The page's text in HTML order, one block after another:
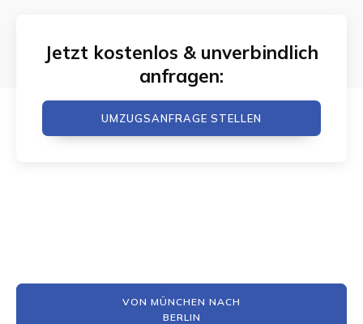
Jetzt kostenlos & unverbindlich
anfragen:
UMZUGSANFRAGE STELLEN
VON MÜNCHEN NACH
BERLIN